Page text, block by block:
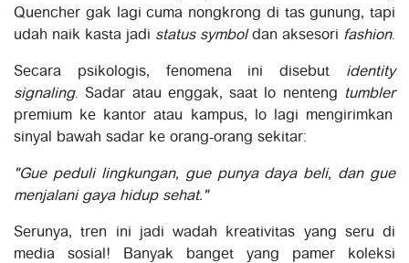
Quencher gak lagi cuma nongkrong di tas gunung, tapi
udah naik kasta jadi status symboldan aksesori fashion.
Secara psikologis, fenomena ini disebut identity
signaling. Sadar atau enggak, saat lo nenteng
tumbler
premium ke kantor atau kampus, lo lagi mengirimkan
sinyal bawah sadar ke orang-orang sekitar:
"Gue peduli lingkungan, gue punya daya beli, dan gue
menjalani gaya hidup sehat."
Serunya, tren ini jadi wadah kreativitas yang seru di
media sosial! Banyak banget yang pamer koleksi